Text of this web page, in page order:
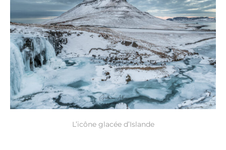
L’icône glacée d’Islande